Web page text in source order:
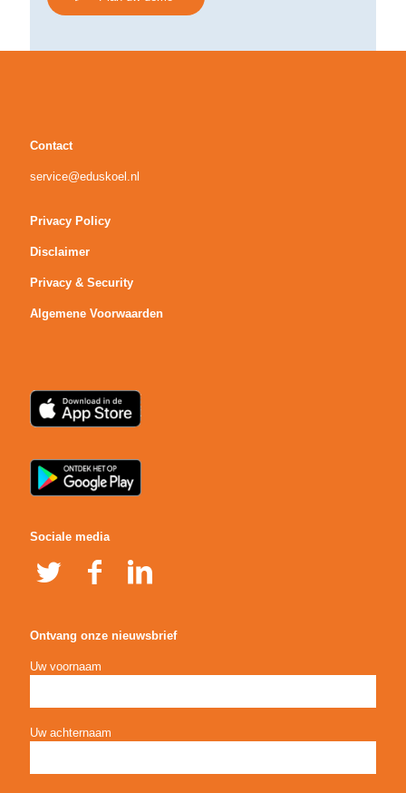
Contact
service@eduskoel.nl
Privacy Policy
Disclaimer
Privacy & Security
Algemene Voorwaarden
Sociale media
Ontvang onze nieuwsbrief
Uw voornaam
Uw achternaam